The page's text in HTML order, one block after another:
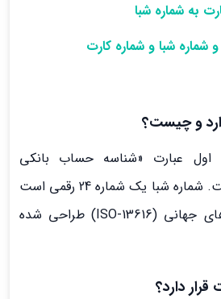
به شماره شبا
شبا و شماره کارت
و چیست؟
اول عبارت «شناسه حساب بانکی
ایرانیان» گرفته شده است. شماره شبا یک شماره 24 رقمی است
که بر مبنای استانداردهای جهانی (ISO-13616) طراحی شده
دارد؟